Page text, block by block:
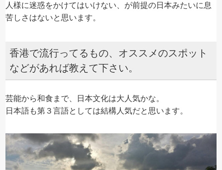
人様に迷惑をかけてはいけない、が前提の日本みたいに息
苦しさはないと思います。
香港で流行ってるもの、オススメのスポット
などがあれば教えて下さい。
芸能から和食まで、日本文化は大人気かな。
日本語も第３言語としては結構人気だと思います。